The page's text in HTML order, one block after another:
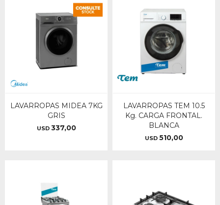
LAVARROPAS MIDEA 7KG
GRIS
USD 337,00
LAVARROPAS TEM 10.5
Kg. CARGA FRONTAL.
BLANCA
USD 510,00